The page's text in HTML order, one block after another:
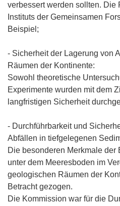
verbessert werden sollten. Die
Instituts der Gemeinsamen
Beispiel;
- Sicherheit der Lagerung von
Räumen der Kontinente:
Sowohl theoretische
Experimente wurden mit dem
langfristigen Sicherheit
- Durchführbarkeit und
Abfällen in tiefgelegenen
Die besonderen Merkmale der
unter dem Meeresboden im
geologischen Räumen der
Betracht gezogen.
Die Kommission war für die